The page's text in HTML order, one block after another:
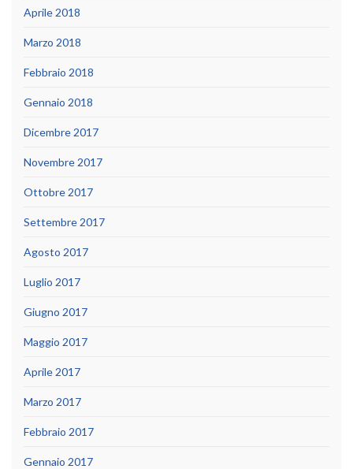
Aprile 2018
Marzo 2018
Febbraio 2018
Gennaio 2018
Dicembre 2017
Novembre 2017
Ottobre 2017
Settembre 2017
Agosto 2017
Luglio 2017
Giugno 2017
Maggio 2017
Aprile 2017
Marzo 2017
Febbraio 2017
Gennaio 2017